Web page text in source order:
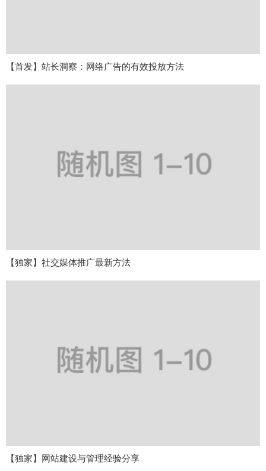
【首发】站长洞察：网络广告的有效投放方法
【独家】社交媒体推广最新方法
【独家】网站建设与管理经验分享